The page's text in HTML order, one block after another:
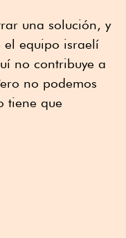
una solución, y
el equipo israelí
no contribuye a
no podemos
tiene que